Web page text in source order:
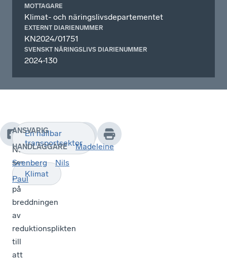
MOTTAGARE
Klimat- och näringslivsdepartementet
EXTERNT DIARIENUMMER
KN2024/01751
SVENSKT NÄRINGSLIVS DIARIENUMMER
2024-130
Svenskt
Näringsliv
ser
positivt
på
breddningen
av
reduktionsplikten
till
att
En hållbar
transportsektor
Klimat
ANSVARIG
HANDLÄGGARE
Madeleine
Svenberg
Nils
Paul